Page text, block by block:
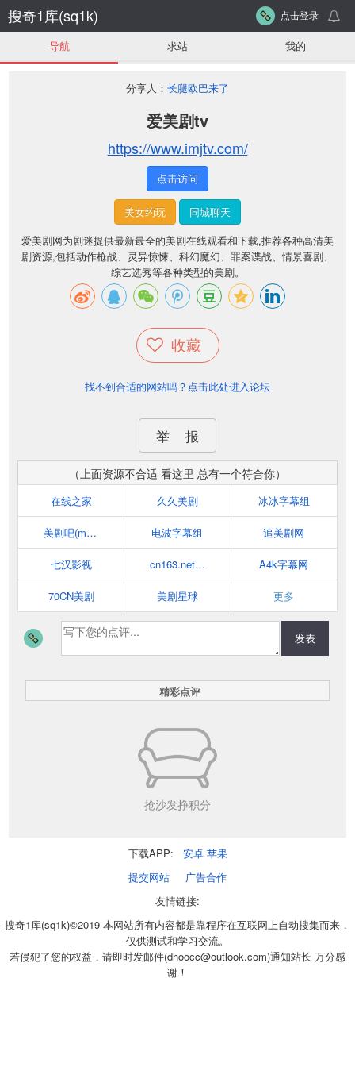
搜奇1库(sq1k) 点击登录
导航 求站 我的
分享人： 长腿欧巴来了
爱美剧tv
https://www.imjtv.com/
点击访问
美女约玩
同城聊天
爱美剧网为剧迷提供最新最全的美剧在线观看和下载,推荐各种高清美
剧资源,包括动作枪战、灵异惊悚、科幻魔幻、罪案谍战、情景喜剧、
综艺选秀等各种类型的美剧。
收藏
找不到合适的网站吗？点击此处进入论坛
举 报
（上面资源不合适 看这里 总有一个符合你）
在线之家 久久美剧 冰冰字幕组
美剧吧(meiju8.cc) 电波字幕组 追美剧网
七汉影视 cn163.net天天美剧 A4k字幕网
70CN美剧 美剧星球 更多
发表
精彩点评
抢沙发挣积分
下载APP: 安卓 苹果
提交网站
广告合作
友情链接:
搜奇1库(sq1k)©2019 本网站所有内容都是靠程序在互联网上自动搜集而来，
仅供测试和学习交流。
若侵犯了您的权益，请即时发邮件(dhoocc@outlook.com)通知站长 万分感
谢！